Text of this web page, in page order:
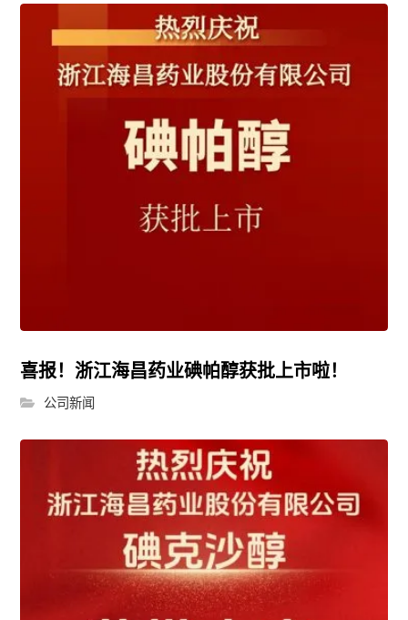
喜报！浙江海昌药业碘帕醇获批上市啦！
公司新闻